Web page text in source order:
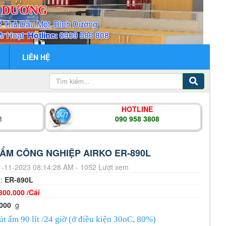
Dầu Một, Bình Dương
HoạtHotline:0909 583 808
LIÊN HỆ
HOTLINE
090 958 3808
CÔNG NGHIỆP AIRKO ER-890L
11-2023 08:14:28 AM - 1052 Lượt xem
ER-890L
/Cái
g
ẩm 90 lít /24 giờ (ở điều kiện 30oC, 80%)